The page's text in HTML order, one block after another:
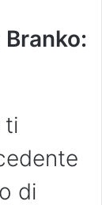
ti
di